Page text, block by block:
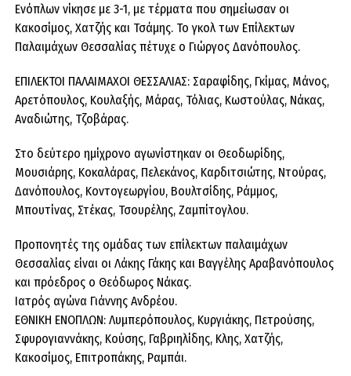
Ενόπλων νίκησε με 3-1, με τέρματα που σημείωσαν οι
Κακοσίμος, Χατζής και Τσάμης. Το γκολ των Επίλεκτων
Παλαιμάχων Θεσσαλίας πέτυχε ο Γιώργος Δανόπουλος.
ΕΠΙΛΕΚΤΟΙ ΠΑΛΑΙΜΑΧΟΙ ΘΕΣΣΑΛΙΑΣ: Σαραφίδης, Γκίμας, Μάνος,
Αρετόπουλος, Κουλαξής, Μάρας, Τόλιας, Κωστούλας, Νάκας,
Αναδιώτης, Τζοβάρας.
Στο δεύτερο ημίχρονο αγωνίστηκαν οι Θεοδωρίδης,
Μουσιάρης, Κοκαλάρας, Πελεκάνος, Καρδιτσιώτης, Ντούρας,
Δανόπουλος, Κοντογεωργίου, Βουλτσίδης, Ράμμος,
Μπουτίνας, Στέκας, Τσουρέλης, Ζαμπίτογλου.
Προπονητές της ομάδας των επίλεκτων παλαιμάχων
Θεσσαλίας είναι οι Λάκης Γάκης και Βαγγέλης Αραβανόπουλος
και πρόεδρος ο Θεόδωρος Νάκας.
Ιατρός αγώνα Γιάννης Ανδρέου.
ΕΘΝΙΚΗ ΕΝΟΠΛΩΝ: Λυμπερόπουλος, Κυργιάκης, Πετρούσης,
Σφυρογιαννάκης, Κούσης, Γαβριηλίδης, Κλης, Χατζής,
Κακοσίμος, Επιτροπάκης, Ραμπάι.